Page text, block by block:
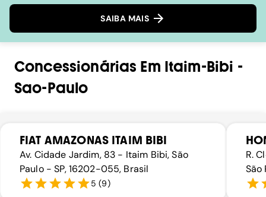
SAIBA MAIS
Concessionárias Em Itaim-Bibi -
Sao-Paulo
FIAT AMAZONAS ITAIM BIBI
Av. Cidade Jardim, 83 - Itaim Bibi, São
Paulo - SP, 16202-055, Brasil
5 (9)
R.
São